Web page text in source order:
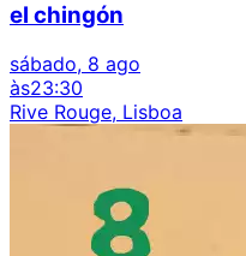
el chingón
sábado, 8 ago
às23:30
Rive Rouge, Lisboa